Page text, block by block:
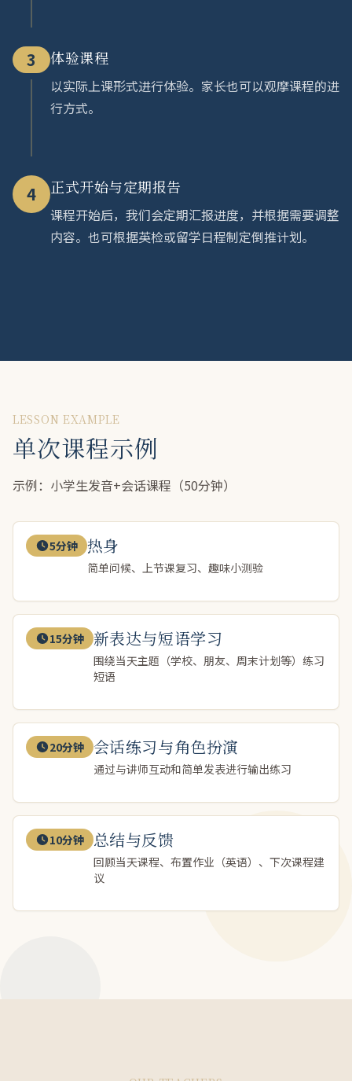
3 体验课程
以实际上课形式进行体验。家长也可以观摩课程的进
行方式。
4 正式开始与定期报告
课程开始后，我们会定期汇报进度，并根据需要调整
内容。也可根据英检或留学日程制定倒推计划。
LESSON EXAMPLE
单次课程示例
示例：小学生发音+会话课程（50分钟）
5分钟 热身
简单问候、上节课复习、趣味小测验
15分钟 新表达与短语学习
围绕当天主题（学校、朋友、周末计划等）练习
短语
20分钟 会话练习与角色扮演
通过与讲师互动和简单发表进行输出练习
10分钟 总结与反馈
回顾当天课程、布置作业（英语）、下次课程建
议